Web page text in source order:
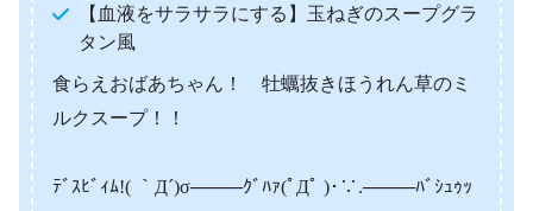
【血液をサラサラにする】玉ねぎのスープグラ
タン風
食らえおばあちゃん！ 牡蠣抜きほうれん草のミ
ルクスープ！！
ﾃﾞｽﾋﾞｨﾑ!( ｀Д´)σ────ｸﾞﾊｧ(ﾟДﾟ )･∵.────ﾊﾞｼｭｩｯ